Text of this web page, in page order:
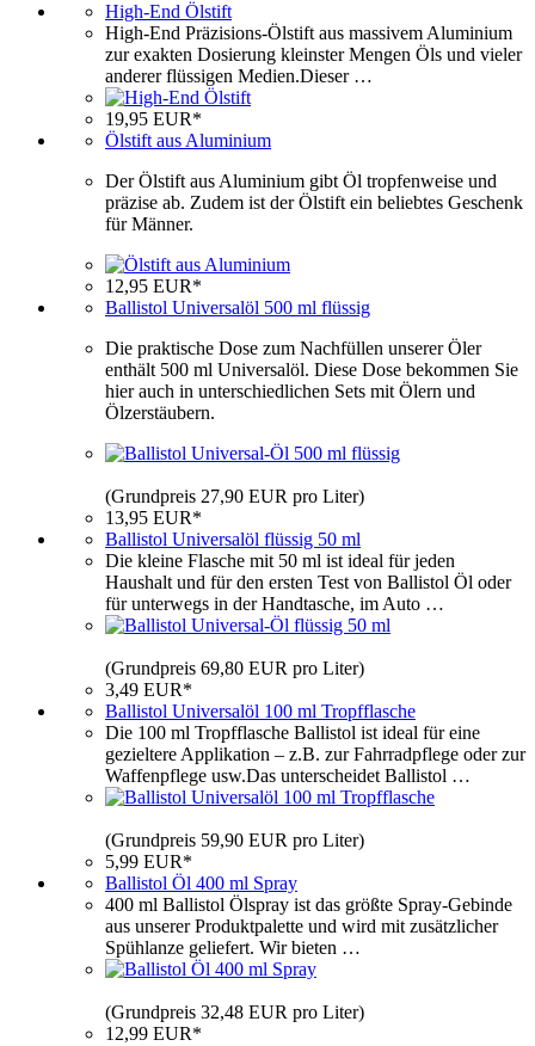
High-End Ölstift
High-End Präzisions-Ölstift aus massivem Aluminium
zur exakten Dosierung kleinster Mengen Öls und vieler
anderer flüssigen Medien.Dieser …
19,95 EUR*
Ölstift aus Aluminium
Der Ölstift aus Aluminium gibt Öl tropfenweise und
präzise ab. Zudem ist der Ölstift ein beliebtes Geschenk
für Männer.
12,95 EUR*
Ballistol Universalöl 500 ml flüssig
Die praktische Dose zum Nachfüllen unserer Öler
enthält 500 ml Universalöl. Diese Dose bekommen Sie
hier auch in unterschiedlichen Sets mit Ölern und
Ölzerstäubern.
(Grundpreis 27,90 EUR pro Liter)
13,95 EUR*
Ballistol Universalöl flüssig 50 ml
Die kleine Flasche mit 50 ml ist ideal für jeden
Haushalt und für den ersten Test von Ballistol Öl oder
für unterwegs in der Handtasche, im Auto …
(Grundpreis 69,80 EUR pro Liter)
3,49 EUR*
Ballistol Universalöl 100 ml Tropfflasche
Die 100 ml Tropfflasche Ballistol ist ideal für eine
gezieltere Applikation – z.B. zur Fahrradpflege oder zur
Waffenpflege usw.Das unterscheidet Ballistol …
(Grundpreis 59,90 EUR pro Liter)
5,99 EUR*
Ballistol Öl 400 ml Spray
400 ml Ballistol Ölspray ist das größte Spray-Gebinde
aus unserer Produktpalette und wird mit zusätzlicher
Spühlanze geliefert. Wir bieten …
(Grundpreis 32,48 EUR pro Liter)
12,99 EUR*